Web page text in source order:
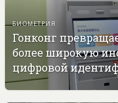
БИОМЕТРИЯ
Гонконг
более широкую
цифровой